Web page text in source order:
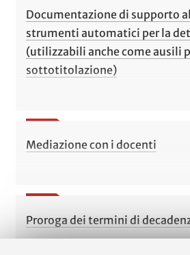
Documentazione di supporto
strumenti automatici per la
(utilizzabili anche come ausili
sottotitolazione)
Mediazione con i docenti
Proroga dei termini di